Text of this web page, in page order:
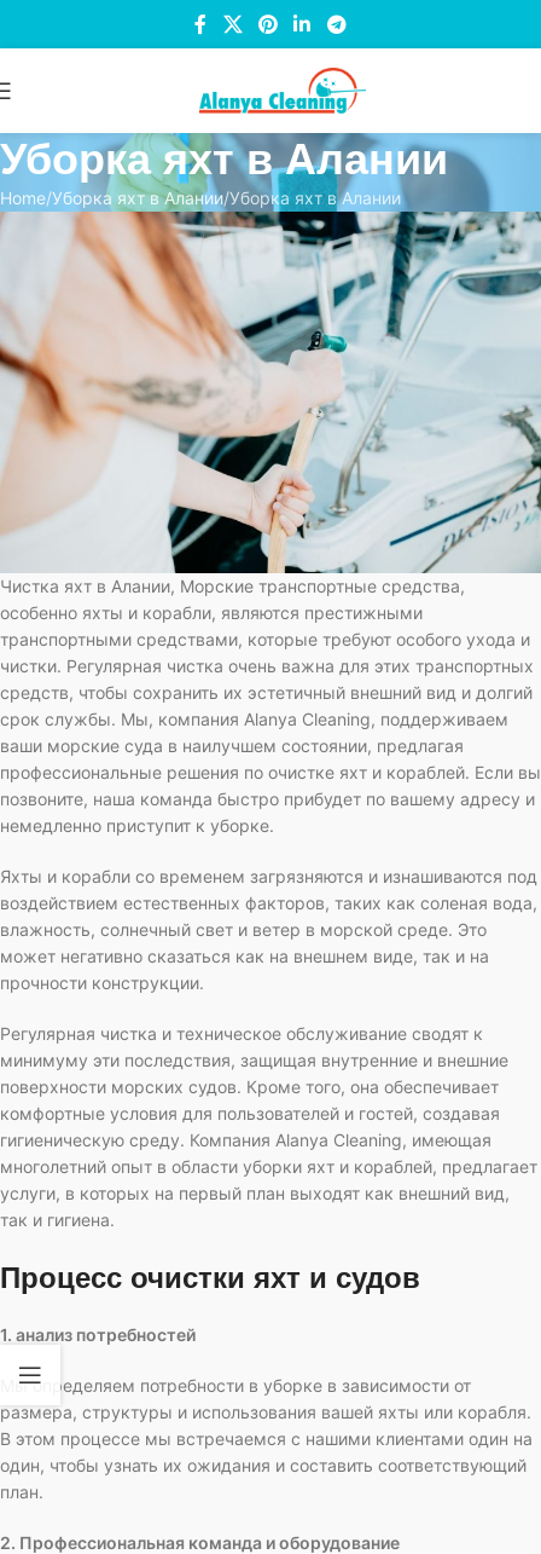
Уборка яхт в Алании
Home Уборка яхт в Алании Уборка яхт в Алании
Чистка яхт в Алании, Морские транспортные средства,
особенно яхты и корабли, являются престижными
транспортными средствами, которые требуют особого ухода и
чистки. Регулярная чистка очень важна для этих транспортных
средств, чтобы сохранить их эстетичный внешний вид и долгий
срок службы. Мы, компания Alanya Cleaning, поддерживаем
ваши морские суда в наилучшем состоянии, предлагая
профессиональные решения по очистке яхт и кораблей. Если вы
позвоните, наша команда быстро прибудет по вашему адресу и
немедленно приступит к уборке.
Яхты и корабли со временем загрязняются и изнашиваются под
воздействием естественных факторов, таких как соленая вода,
влажность, солнечный свет и ветер в морской среде. Это
может негативно сказаться как на внешнем виде, так и на
прочности конструкции.
Регулярная чистка и техническое обслуживание сводят к
минимуму эти последствия, защищая внутренние и внешние
поверхности морских судов. Кроме того, она обеспечивает
комфортные условия для пользователей и гостей, создавая
гигиеническую среду. Компания Alanya Cleaning, имеющая
многолетний опыт в области уборки яхт и кораблей, предлагает
услуги, в которых на первый план выходят как внешний вид,
так и гигиена.
Процесс очистки яхт и судов
1. анализ потребностей
Мы определяем потребности в уборке в зависимости от
размера, структуры и использования вашей яхты или корабля.
В этом процессе мы встречаемся с нашими клиентами один на
один, чтобы узнать их ожидания и составить соответствующий
план.
2. Профессиональная команда и оборудование